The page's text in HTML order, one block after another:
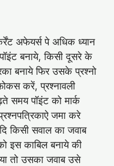
अफेयर्स पे अधिक ध्यान
बनाये, किसी दूसरे के
बनाये फिर उसके प्रश्नो
करें, प्रश्नावली
समय पॉइंट को मार्क
जमा करे
किसी सवाल का जवाब
इस काबिल बनाये की
तो उसका जवाब उसे